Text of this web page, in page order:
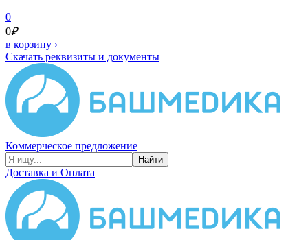
0
0₽
в корзину ›
Скачать реквизиты и документы
Коммерческое предложение
Найти
Доставка и Оплата